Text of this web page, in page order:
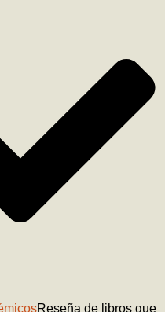
Reseña de libros que